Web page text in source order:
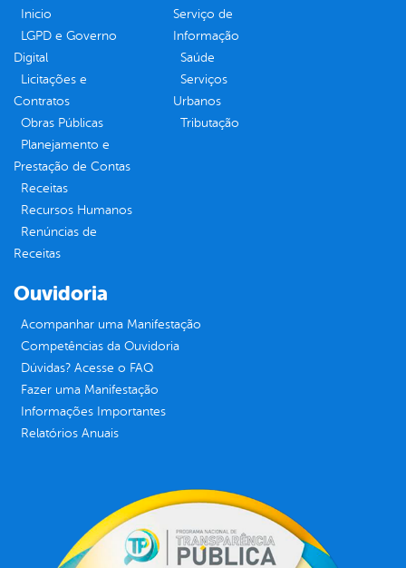
Inicio
LGPD e Governo
Digital
Licitações e
Contratos
Obras Públicas
Planejamento e
Prestação de Contas
Receitas
Recursos Humanos
Renúncias de
Receitas
Serviço de
Informação
Saúde
Serviços
Urbanos
Tributação
Ouvidoria
Acompanhar uma Manifestação
Competências da Ouvidoria
Dúvidas? Acesse o FAQ
Fazer uma Manifestação
Informações Importantes
Relatórios Anuais